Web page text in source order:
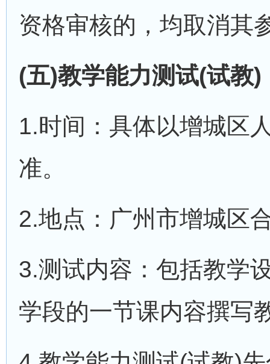
资格审核的，均取消其
(五)教学能力测试(试教)
1.时间：具体以增城区
准。
2.地点：广州市增城区
3.测试内容：包括教学
学段的一节课内容撰写